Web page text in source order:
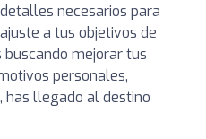
necesarios para
a tus objetivos de
buscando mejorar tus
personales,
has llegado al destino